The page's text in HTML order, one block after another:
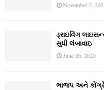
November 2,
ડ્રાઇવિંગ
સુધી લંબાવાઇ
June 26, 2020
ભાજપ અને